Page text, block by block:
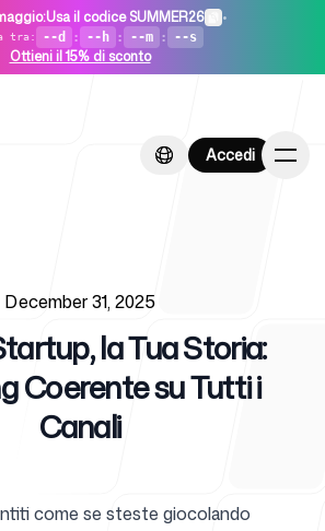
:Usa il codice SUMMER26 •
tra: --d : --h : --m : --s
Ottieni il 15% di sconto
Accedi
Accedi
December 31, 2025
la Tua Storia:
Coerente su Tutti i
Canali
come se steste giocolando